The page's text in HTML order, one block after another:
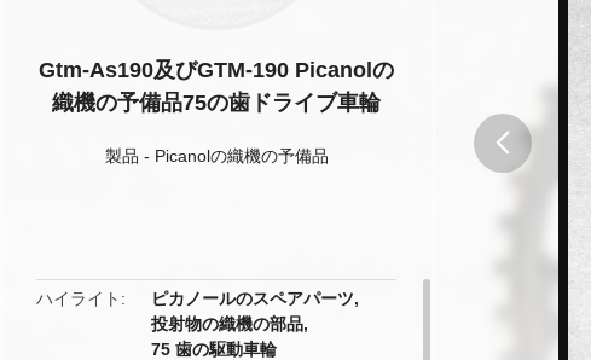
Gtm-As190及びGTM-190 Picanolの
織機の予備品75の歯ドライブ車輪
製品 - Picanolの織機の予備品
ハイライト ピカノールのスペアパーツ,
投射物の織機の部品,
75 歯の駆動車輪